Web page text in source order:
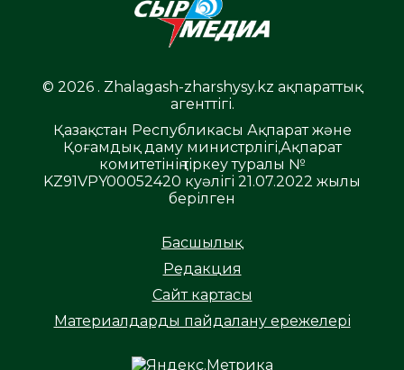
© 2026 . Zhalagash-zharshysy.kz ақпараттық
агенттігі.
Қазақстан Республикасы Ақпарат және
Қоғамдық даму министрлігі,Ақпарат
комитетінің тіркеу туралы №
KZ91VPY00052420 куәлігі 21.07.2022 жылы
берілген
Басшылық
Редакция
Сайт картасы
Материалдарды пайдалану ережелері